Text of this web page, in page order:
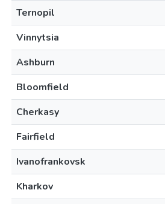
Ternopil
Vinnytsia
Ashburn
Bloomfield
Cherkasy
Fairfield
Ivanofrankovsk
Kharkov